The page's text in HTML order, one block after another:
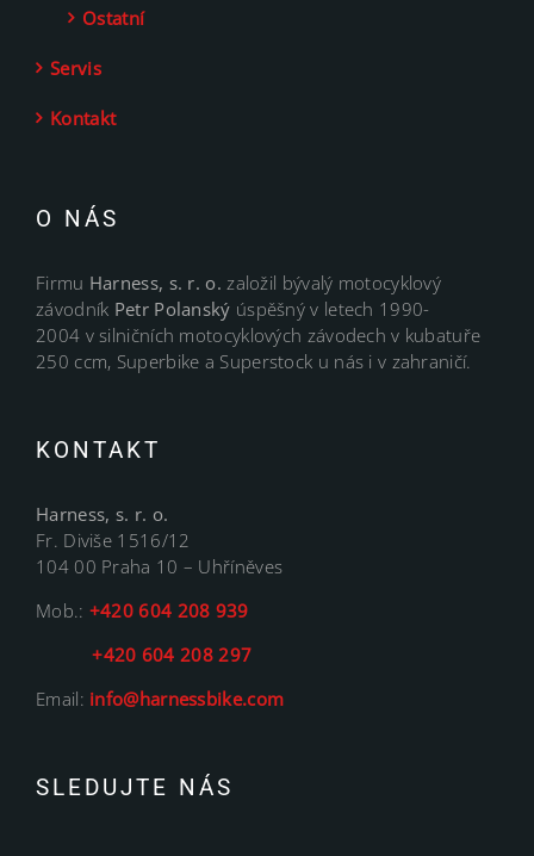
Ostatní
Servis
Kontakt
O NÁS
Firmu Harness, s. r. o.založil bývalý motocyklový
závodník Petr Polanský úspěšný v letech 1990-
2004 v silničních motocyklových závodech v kubatuře
250 ccm, Superbike a Superstock u nás i v zahraničí.
KONTAKT
Harness, s. r. o.
Fr. Diviše 1516/12
104 00 Praha 10 – Uhříněves
Mob.: +420 604 208 939
+420 604 208 297
Email: info@harnessbike.com
SLEDUJTE NÁS